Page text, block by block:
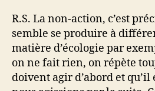
R.S. La non-action, c’est
semble se produire à
matière d’écologie par
on ne fait rien, on répète
doivent agir d’abord et qu’il